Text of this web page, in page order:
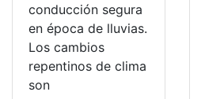
conducción segura
en época de lluvias.
Los cambios
repentinos de clima
son